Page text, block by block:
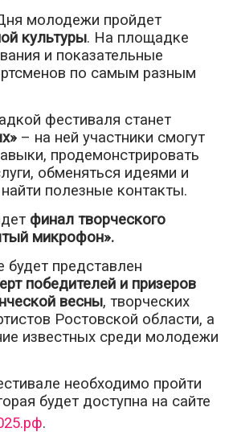
молодежи пройдет
культуры. На площадке
и показательные
по самым разным
фестиваля станет
– на ней участники смогут
продемонстрировать
обменяться идеями и
полезные контакты.
финал творческого
микрофон».
будет представлен
победителей и призеров
весны, творческих
Ростовской области, а
известных среди молодежи
необходимо пройти
будет доступна на сайте
.